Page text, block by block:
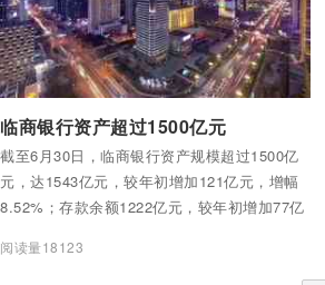
临商银行资产超过1500亿元
截至6月30日，临商银行资产规模超过1500亿
元，达1543亿元，较年初增加121亿元，增幅
8.52%；存款余额1222亿元，较年初增加77亿
增加71亿元，增幅7.23%。资产规模、存款余
阅读量18123